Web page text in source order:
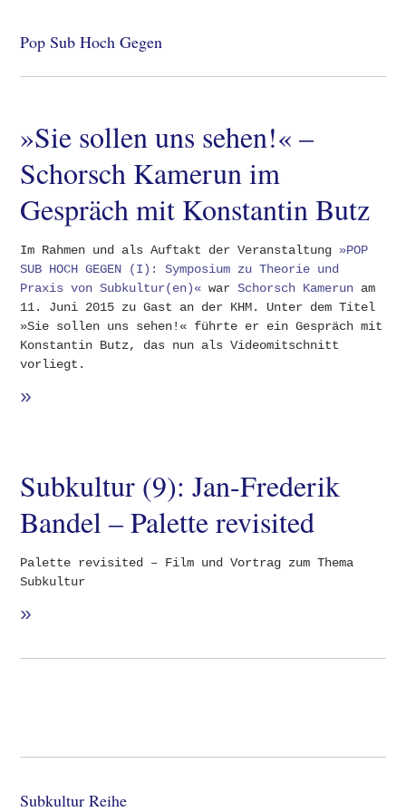
Pop Sub Hoch Gegen
»Sie sollen uns sehen!« –
Schorsch Kamerun im
Gespräch mit Konstantin Butz
Im Rahmen und als Auftakt der Veranstaltung »POP
SUB HOCH GEGEN (I): Symposium zu Theorie und
Praxis von Subkultur(en)« warSchorsch Kamerun am
11. Juni 2015 zu Gast an der KHM. Unter dem Titel
»Sie sollen uns sehen!« führte er ein Gespräch mit
Konstantin Butz, das nun als Videomitschnitt
vorliegt.
»
Subkultur (9): Jan-Frederik
Bandel – Palette revisited
Palette revisited – Film und Vortrag zum Thema
Subkultur
»
Subkultur Reihe